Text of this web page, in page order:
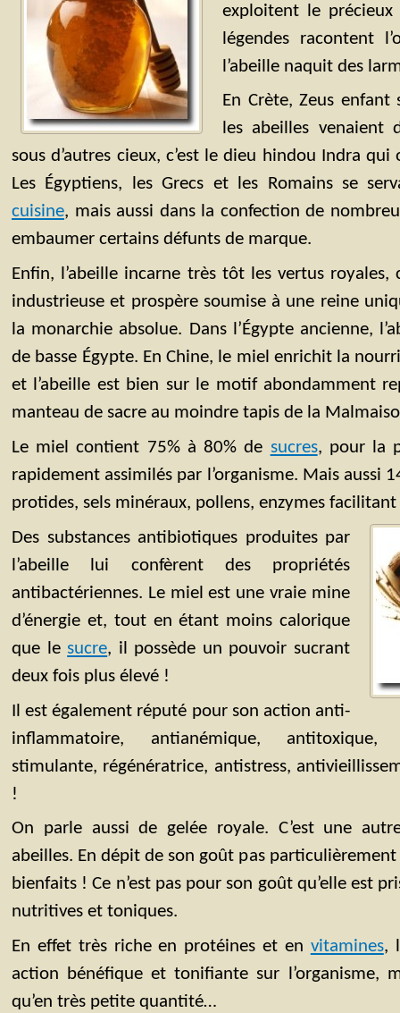
exploitent le
légendes racontent
l’abeille naquit des
En Crète, Zeus
les abeilles venaient
sous d’autres cieux, c’est le dieu hindou Indra
Les Égyptiens, les Grecs et les Romains se
cuisine, mais aussi dans la confection de
embaumer certains défunts de marque.
Enfin, l’abeille incarne très tôt les vertus
industrieuse et prospère soumise à une reine
la monarchie absolue. Dans l’Égypte ancienne,
de basse Égypte. En Chine, le miel enrichit la
et l’abeille est bien sur le motif abondamment
manteau de sacre au moindre tapis de la
Le miel contient 75% à 80% de sucres, pour la
rapidement assimilés par l’organisme. Mais aussi
protides, sels minéraux, pollens, enzymes
Des substances antibiotiques produites par
l’abeille lui confèrent des propriétés
antibactériennes. Le miel est une vraie mine
d’énergie et, tout en étant moins calorique
que le sucre, il possède un pouvoir sucrant
deux fois plus élevé !
Il est également réputé pour son action anti-
inflammatoire, antianémique, antitoxique,
stimulante, régénératrice, antistress,
!
On parle aussi de gelée royale. C’est une
abeilles. En dépit de son goût pas
bienfaits ! Ce n’est pas pour son goût qu’elle est
nutritives et toniques.
En effet très riche en protéines et en vitamines,
action bénéfique et tonifiante sur l’organisme,
qu’en très petite quantité…